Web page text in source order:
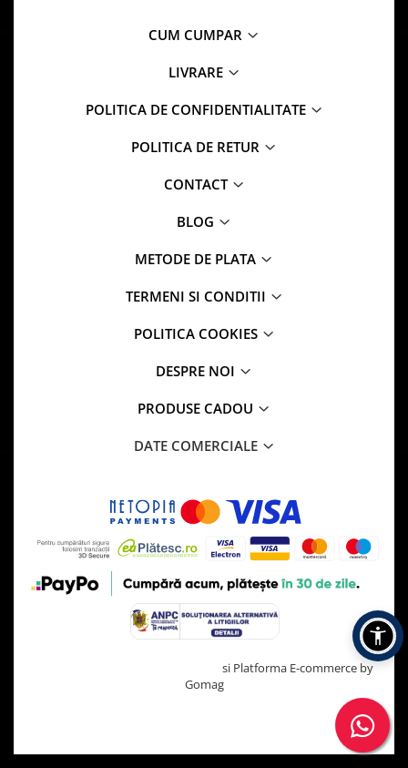
CUM CUMPAR
LIVRARE
POLITICA DE CONFIDENTIALITATE
POLITICA DE RETUR
CONTACT
BLOG
METODE DE PLATA
TERMENI SI CONDITII
POLITICA COOKIES
DESPRE NOI
PRODUSE CADOU
DATE COMERCIALE
si Platforma E-commerce by
Gomag